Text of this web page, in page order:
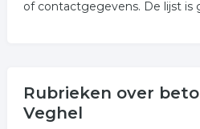
of contactgegevens. De lijst is
Rubrieken over
Veghel